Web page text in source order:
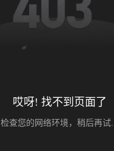
哎呀! 找不到页面了
检查您的网络环境，稍后再试...